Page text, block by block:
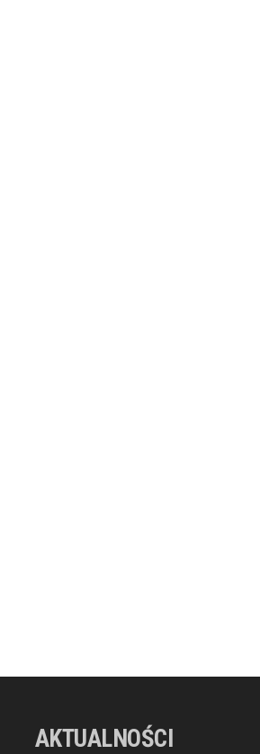
AKTUALNOŚCI